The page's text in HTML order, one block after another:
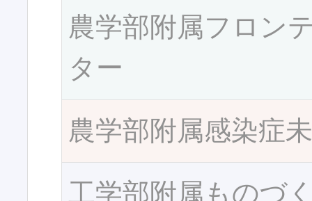
農学部附属フロン
ター
農学部附属感染症
工学部附属ものづ